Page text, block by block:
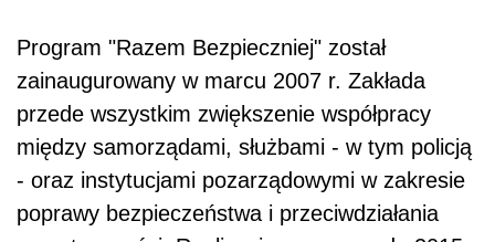
Program "Razem Bezpieczniej" został
zainaugurowany w marcu 2007 r. Zakłada
przede wszystkim zwiększenie współpracy
między samorządami, służbami - w tym policją
- oraz instytucjami pozarządowymi w zakresie
poprawy bezpieczeństwa i przeciwdziałania